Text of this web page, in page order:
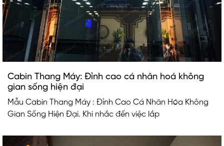
Cabin Thang Máy: Đỉnh cao cá nhân hoá không
gian sống hiện đại
Mẫu Cabin Thang Máy : Đỉnh Cao Cá Nhân Hóa Không
Gian Sống Hiện Đại. Khi nhắc đến việc lắp